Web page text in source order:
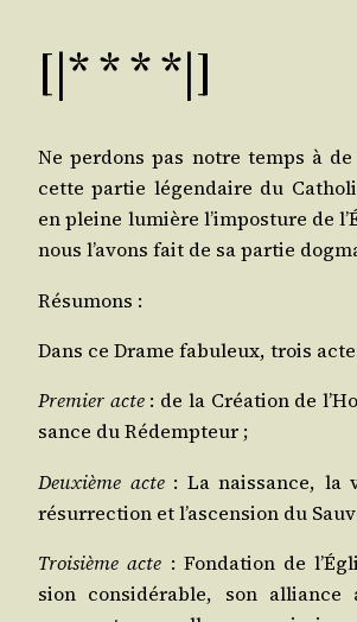
[|* * * *|]
Ne per­dons pas notre temps à
cette par­tie légen­daire du
en pleine lumière l’imposture de
nous l’avons fait de sa par­tie
Résu­mons :
Dans ce Drame fabu­leux, trois
Pre­mier acte: de la Créa­tion de
sance du Rédempteur ;
Deuxième acte: La nais­sance, la
résur­rec­tion et l’ascension du
Troi­sième acte : Fon­da­tion de
sion consi­dé­rable, son